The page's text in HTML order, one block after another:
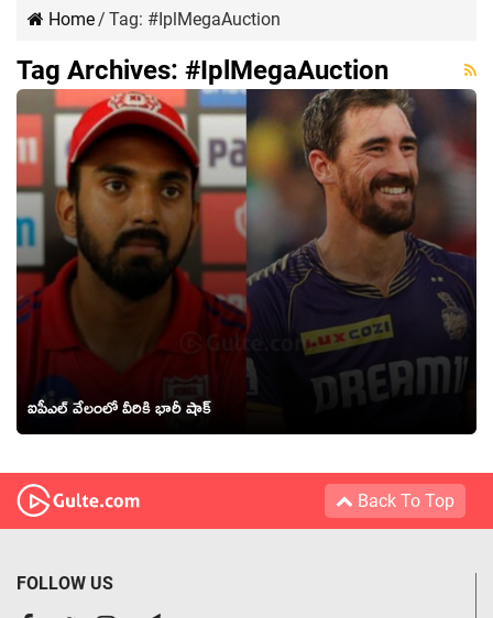
Home/ Tag: #IplMegaAuction
Tag Archives: #IplMegaAuction
ఐపీఎల్ వేలంలో వీరికి భారీ షాక్
Back To Top
FOLLOW US